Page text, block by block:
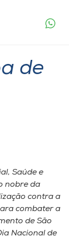
de
Saúde e
nobre da
contra a
combater a
de São
Nacional de